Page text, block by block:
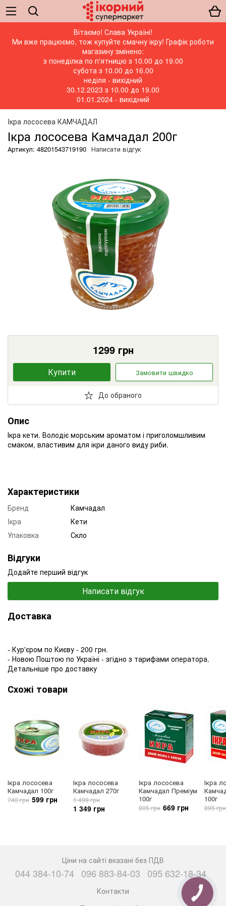
Вітаємо! Слава Україні!
Ми вже працюємо, тож купуйте смачну ікру! Графік роботи
магазину змінено:
з понеділка по п'ятницю з 10.00 до 19.00
субота з 10.00 до 16.00
неділя - вихідний
30.12.2023 з 10.00 до 19.00
01.01.2024 - вихідний
Iкра лососева КАМЧАДАЛ
Ікра лососева Камчадал 200г
Артикул: 48201543719190 Написати відгук
1299грн
Купити Замовити швидко
До обраного
Опис
Ікра кети. Володіє морським ароматом і приголомшливим
смаком, властивим для ікри даного виду риби.
Характеристики
Бренд
Камчадал
Iкра
Кети
Упаковка
Скло
Відгуки
Додайте перший відгук
Написати відгук
Доставка
- Кур'єром по Києву - 200 грн.
- Новою Поштою по Україні - згідно з тарифами оператора.
Детальніше про доставку
Схожі товари
Ікра лососева
Камчадал 100г
740 грн 599 грн
Ікра лососева
Камчадал 270г
1 499 грн
1 349 грн
Ікра лососева
Камчадал Преміум
100г
805 грн 669 грн
Ікра
100г
895 грн
Ціни на сайті вказані без ПДВ
044 384-10-74 096 883-84-03 095 632-18-34
Контакти